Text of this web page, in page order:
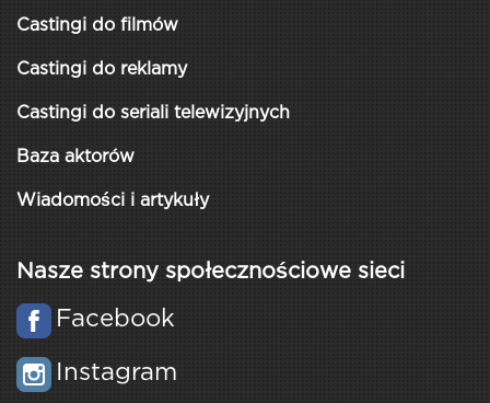
Castingi do filmów
Castingi do reklamy
Castingi do seriali telewizyjnych
Baza aktorów
Wiadomości i artykuły
Nasze strony społecznościowe sieci
Facebook
Instagram